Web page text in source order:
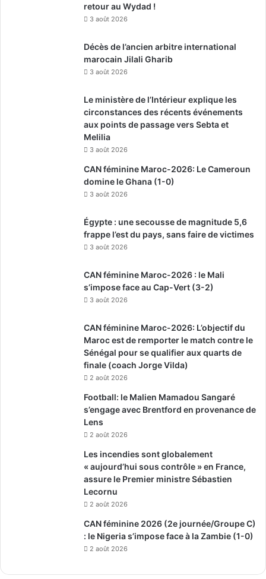
retour au Wydad !
3 août 2026
Décès de l’ancien arbitre international
marocain Jilali Gharib
3 août 2026
Le ministère de l’Intérieur explique les
circonstances des récents événements
aux points de passage vers Sebta et
Melilia
3 août 2026
CAN féminine Maroc-2026: Le Cameroun
domine le Ghana (1-0)
3 août 2026
Égypte : une secousse de magnitude 5,6
frappe l’est du pays, sans faire de victimes
3 août 2026
CAN féminine Maroc-2026 : le Mali
s’impose face au Cap-Vert (3-2)
3 août 2026
CAN féminine Maroc-2026: L’objectif du
Maroc est de remporter le match contre le
Sénégal pour se qualifier aux quarts de
finale (coach Jorge Vilda)
2 août 2026
Football: le Malien Mamadou Sangaré
s’engage avec Brentford en provenance de
Lens
2 août 2026
Les incendies sont globalement
« aujourd’hui sous contrôle » en France,
assure le Premier ministre Sébastien
Lecornu
2 août 2026
CAN féminine 2026 (2e journée/Groupe C)
: le Nigeria s’impose face à la Zambie (1-0)
2 août 2026